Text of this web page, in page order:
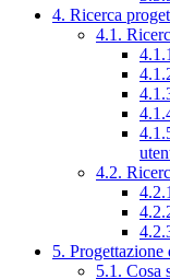
4. Ricerca
4.1.
4.2.
5. Progettazione
5.1. Cosa